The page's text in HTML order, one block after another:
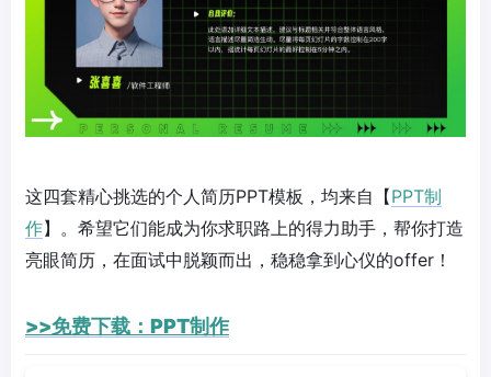
这四套精心挑选的个人简历PPT模板，均来自【PPT制
作】。希望它们能成为你求职路上的得力助手，帮你打造
亮眼简历，在面试中脱颖而出，稳稳拿到心仪的offer！
>>免费下载：PPT制作